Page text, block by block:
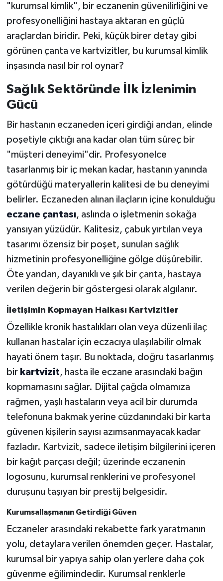
"kurumsal kimlik", bir eczanenin güvenilirliğini ve
profesyonelliğini hastaya aktaran en güçlü
araçlardan biridir. Peki, küçük birer detay gibi
görünen çanta ve kartvizitler, bu kurumsal kimlik
inşasında nasıl bir rol oynar?
Sağlık Sektöründe İlk İzlenimin
Gücü
Bir hastanın eczaneden içeri girdiği andan, elinde
poşetiyle çıktığı ana kadar olan tüm süreç bir
"müşteri deneyimi"dir. Profesyonelce
tasarlanmış bir iç mekan kadar, hastanın yanında
götürdüğü materyallerin kalitesi de bu deneyimi
belirler. Eczaneden alınan ilaçların içine konulduğu
eczane çantası, aslında o işletmenin sokağa
yansıyan yüzüdür. Kalitesiz, çabuk yırtılan veya
tasarımı özensiz bir poşet, sunulan sağlık
hizmetinin profesyonelliğine gölge düşürebilir.
Öte yandan, dayanıklı ve şık bir çanta, hastaya
verilen değerin bir göstergesi olarak algılanır.
İletişimin Kopmayan Halkası Kartvizitler
Özellikle kronik hastalıkları olan veya düzenli ilaç
kullanan hastalar için eczacıya ulaşılabilir olmak
hayati önem taşır. Bu noktada, doğru tasarlanmış
bir kartvizit, hasta ile eczane arasındaki bağın
kopmamasını sağlar. Dijital çağda olmamıza
rağmen, yaşlı hastaların veya acil bir durumda
telefonuna bakmak yerine cüzdanındaki bir karta
güvenen kişilerin sayısı azımsanmayacak kadar
fazladır. Kartvizit, sadece iletişim bilgilerini içeren
bir kağıt parçası değil; üzerinde eczanenin
logosunu, kurumsal renklerini ve profesyonel
duruşunu taşıyan bir prestij belgesidir.
Kurumsallaşmanın Getirdiği Güven
Eczaneler arasındaki rekabette fark yaratmanın
yolu, detaylara verilen önemden geçer. Hastalar,
kurumsal bir yapıya sahip olan yerlere daha çok
güvenme eğilimindedir. Kurumsal renklerle